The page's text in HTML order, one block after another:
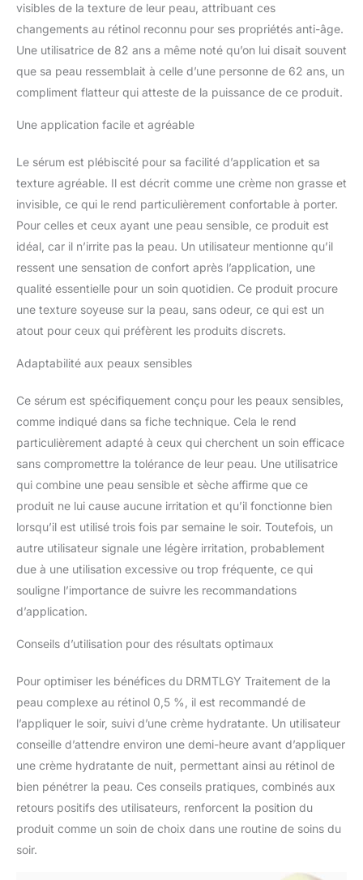
visibles de la texture de leur peau, attribuant ces
changements au rétinol reconnu pour ses propriétés anti-âge.
Une utilisatrice de 82 ans a même noté qu’on lui disait souvent
que sa peau ressemblait à celle d’une personne de 62 ans, un
compliment flatteur qui atteste de la puissance de ce produit.
Une application facile et agréable
Le sérum est plébiscité pour sa facilité d’application et sa
texture agréable. Il est décrit comme une crème non grasse et
invisible, ce qui le rend particulièrement confortable à porter.
Pour celles et ceux ayant une peau sensible, ce produit est
idéal, car il n’irrite pas la peau. Un utilisateur mentionne qu’il
ressent une sensation de confort après l’application, une
qualité essentielle pour un soin quotidien. Ce produit procure
une texture soyeuse sur la peau, sans odeur, ce qui est un
atout pour ceux qui préfèrent les produits discrets.
Adaptabilité aux peaux sensibles
Ce sérum est spécifiquement conçu pour les peaux sensibles,
comme indiqué dans sa fiche technique. Cela le rend
particulièrement adapté à ceux qui cherchent un soin efficace
sans compromettre la tolérance de leur peau. Une utilisatrice
qui combine une peau sensible et sèche affirme que ce
produit ne lui cause aucune irritation et qu’il fonctionne bien
lorsqu’il est utilisé trois fois par semaine le soir. Toutefois, un
autre utilisateur signale une légère irritation, probablement
due à une utilisation excessive ou trop fréquente, ce qui
souligne l’importance de suivre les recommandations
d’application.
Conseils d’utilisation pour des résultats optimaux
Pour optimiser les bénéfices du DRMTLGY Traitement de la
peau complexe au rétinol 0,5 %, il est recommandé de
l’appliquer le soir, suivi d’une crème hydratante. Un utilisateur
conseille d’attendre environ une demi-heure avant d’appliquer
une crème hydratante de nuit, permettant ainsi au rétinol de
bien pénétrer la peau. Ces conseils pratiques, combinés aux
retours positifs des utilisateurs, renforcent la position du
produit comme un soin de choix dans une routine de soins du
soir.